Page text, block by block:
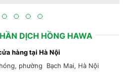
DỊCH HỒNG HAWA
hàng tại Hà Nội
phường Bạch Mai, Hà Nội